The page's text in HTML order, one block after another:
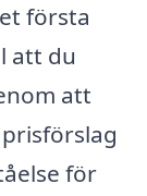
första
att du
att
för